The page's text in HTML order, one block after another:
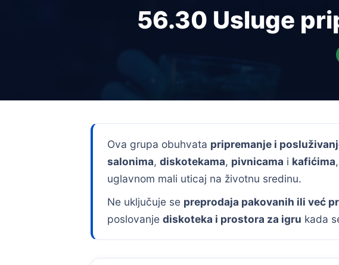
56.30 Usluge
Ova grupa obuhvata pripremanje i
salonima, diskotekama, pivnicama i kafićima
uglavnom mali uticaj na životnu sredinu.
Ne uključuje se preprodaja pakovanih ili već
poslovanje diskoteka i prostora za igru kada